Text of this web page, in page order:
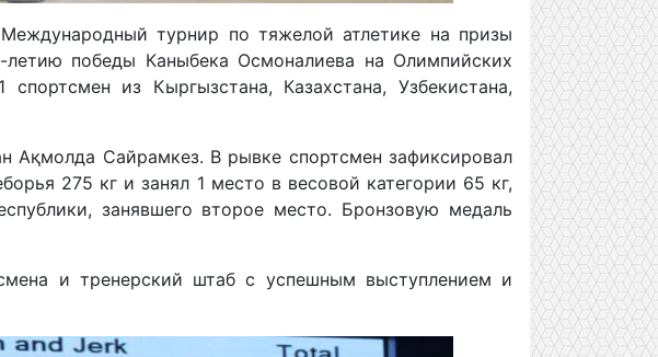
турнир по тяжелой атлетике на призы
победы Каныбека Осмоналиева на Олимпийских
из Кыргызстана, Казахстана, Узбекистана,
Ақмолда Сайрамкез. В рывке спортсмен зафиксировал
275 кг и занял 1 место в весовой категории 65 кг,
занявшего второе место. Бронзовую медаль
и тренерский штаб с успешным выступлением и